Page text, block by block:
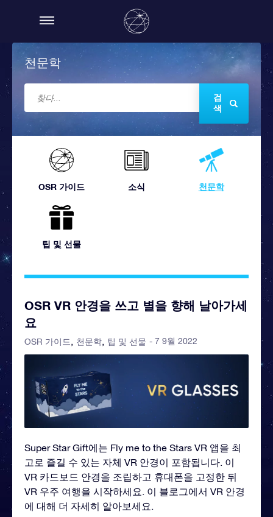
천문학
검
색
OSR 가이드 소식 천문학
팁 및 선물
OSR VR 안경을 쓰고 별을 향해 날아가세
요
OSR 가이드 천문학 팁 및 선물 - 7 9월 2022
Super Star Gift에는 Fly me to the Stars VR 앱을 최
고로 즐길 수 있는 자체 VR 안경이 포함됩니다. 이
VR 카드보드 안경을 조립하고 휴대폰을 고정한 뒤
VR 우주 여행을 시작하세요. 이 블로그에서 VR 안경
에 대해 더 자세히 알아보세요.